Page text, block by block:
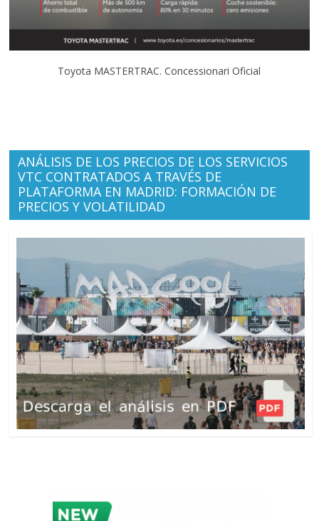
Toyota MASTERTRAC. Concessionari Oficial
ANÁLISIS DE LOS PRECIOS DE LOS SERVICIOS
VTC CONTRATADOS A TRAVÉS DE
PLATAFORMA EN MADRID: FORMACIÓN DE
PRECIOS Y VOLATILIDAD